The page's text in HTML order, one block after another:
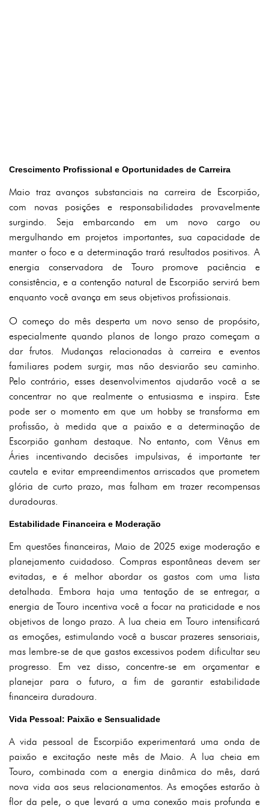
Crescimento Profissional e Oportunidades de Carreira
Maio traz avanços substanciais na carreira de Escorpião,
com novas posições e responsabilidades provavelmente
surgindo. Seja embarcando em um novo cargo ou
mergulhando em projetos importantes, sua capacidade de
manter o foco e a determinação trará resultados positivos. A
energia conservadora de Touro promove paciência e
consistência, e a contenção natural de Escorpião servirá bem
enquanto você avança em seus objetivos profissionais.
O começo do mês desperta um novo senso de propósito,
especialmente quando planos de longo prazo começam a
dar frutos. Mudanças relacionadas à carreira e eventos
familiares podem surgir, mas não desviarão seu caminho.
Pelo contrário, esses desenvolvimentos ajudarão você a se
concentrar no que realmente o entusiasma e inspira. Este
pode ser o momento em que um hobby se transforma em
profissão, à medida que a paixão e a determinação de
Escorpião ganham destaque. No entanto, com Vênus em
Áries incentivando decisões impulsivas, é importante ter
cautela e evitar empreendimentos arriscados que prometem
glória de curto prazo, mas falham em trazer recompensas
duradouras.
Estabilidade Financeira e Moderação
Em questões financeiras, Maio de 2025 exige moderação e
planejamento cuidadoso. Compras espontâneas devem ser
evitadas, e é melhor abordar os gastos com uma lista
detalhada. Embora haja uma tentação de se entregar, a
energia de Touro incentiva você a focar na praticidade e nos
objetivos de longo prazo. A lua cheia em Touro intensificará
as emoções, estimulando você a buscar prazeres sensoriais,
mas lembre-se de que gastos excessivos podem dificultar seu
progresso. Em vez disso, concentre-se em orçamentar e
planejar para o futuro, a fim de garantir estabilidade
financeira duradoura.
Vida Pessoal: Paixão e Sensualidade
A vida pessoal de Escorpião experimentará uma onda de
paixão e excitação neste mês de Maio. A lua cheia em
Touro, combinada com a energia dinâmica do mês, dará
nova vida aos seus relacionamentos. As emoções estarão à
flor da pele, o que levará a uma conexão mais profunda e